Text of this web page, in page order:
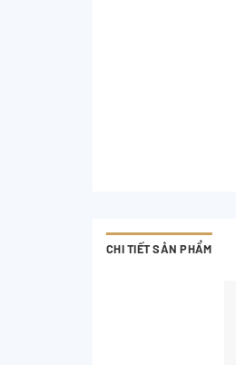
CHI TIẾT SẢN PHẨM